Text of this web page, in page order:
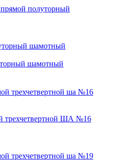
полуторный
шамотный
трехчетвертной ША №16